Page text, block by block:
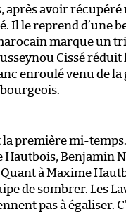
après avoir récupéré
Il le reprend d’une
marque un
Cissé
enroulé venu de la
première mi-
Hautbois, Benjamin
à Maxime
de sombrer. Les
pas à égaliser.